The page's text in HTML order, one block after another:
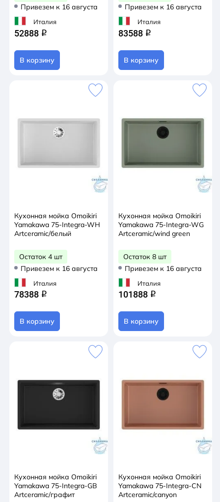
Привезем к 16 августа
Италия
52888 q
В корзину
Привезем к 16 августа
Италия
83588 q
В корзину
Кухонная мойка Omoikiri
Yamakawa 75-Integra-WH
Artceramic/белый
Остаток 4 шт
Привезем к 16 августа
Италия
78388 q
В корзину
Кухонная мойка Omoikiri
Yamakawa 75-Integra-WG
Artceramic/wind green
Остаток 8 шт
Привезем к 16 августа
Италия
101888 q
В корзину
Кухонная мойка Omoikiri
Yamakawa 75-Integra-GB
Artceramic/графит
Кухонная мойка Omoikiri
Yamakawa 75-Integra-CN
Artceramic/canyon